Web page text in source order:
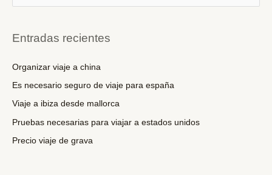
c
r
p
o
Entradas recientes
Organizar viaje a china
Es necesario seguro de viaje para españa
Viaje a ibiza desde mallorca
Pruebas necesarias para viajar a estados unidos
Precio viaje de grava